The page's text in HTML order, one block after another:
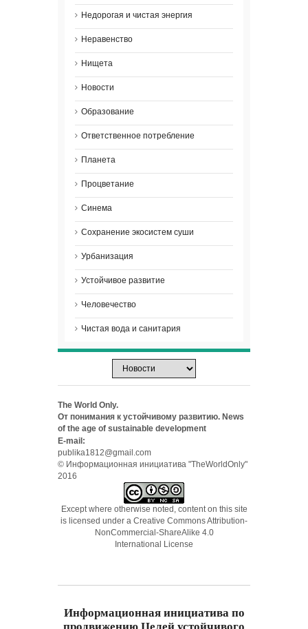
Недорогая и чистая энергия
Неравенство
Нищета
Новости
Образование
Ответственное потребление
Планета
Процветание
Синема
Сохранение экосистем суши
Урбанизация
Устойчивое развитие
Человечество
Чистая вода и санитария
The World Only.
От понимания к устойчивому развитию. News
of the age of sustainable development
E-mail:
publika1812@gmail.com
© Информационная инициатива "TheWorldOnly"
2016
Except where otherwise noted, content on this site
is licensed under a Creative Commons Attribution-
NonCommercial-ShareAlike 4.0
International License
Информационная инициатива по